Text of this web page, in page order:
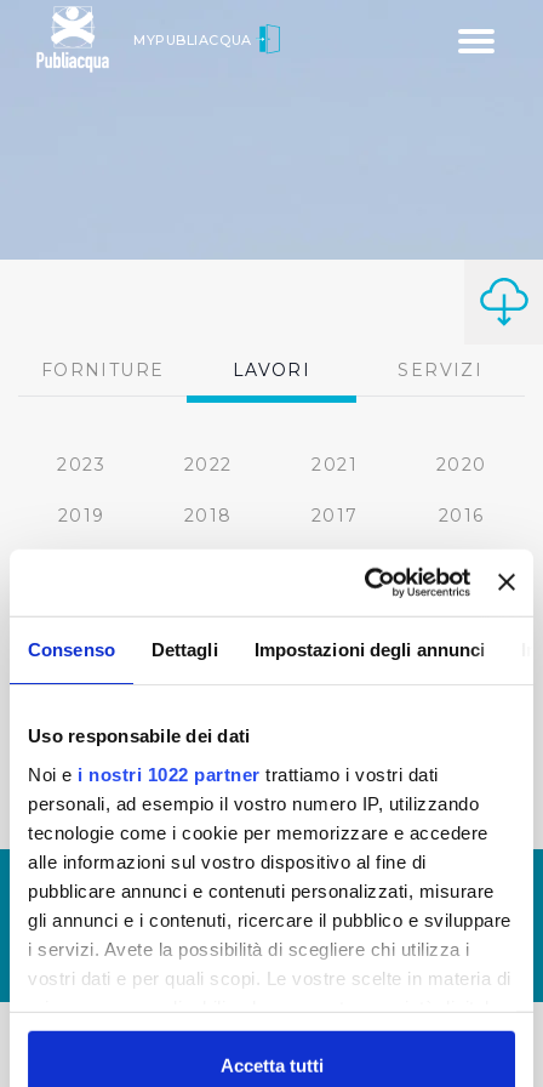
Consenso Dettagli Impostazioni degli annunci
Uso responsabile dei dati
Noi e i nostri 1022 partner trattiamo i vostri dati
personali, ad esempio il vostro numero IP, utilizzando
tecnologie come i cookie per memorizzare e accedere
alle informazioni sul vostro dispositivo al fine di
pubblicare annunci e contenuti personalizzati, misurare
gli annunci e i contenuti, ricercare il pubblico e sviluppare
i servizi. Avete la possibilità di scegliere chi utilizza i
vostri dati e per quali scopi. Le vostre scelte in materia di
in cui avete effettuato le vostre scelte. È possibile
modificare o revocare il proprio consenso in qualsiasi
Accetta tutti
Toggle
MYPUBLIACQUA
FORNITURE LAVORI SERVIZI
2023 2022 2021 2020
2019 2018 2017 2016
2012
2011 2010 2009 2008
‹ precedente 2
© Copyright 2017 - 2026
GLOSSARIO
GIUDICA IL SERVIZIO
LAVORA CON NOI